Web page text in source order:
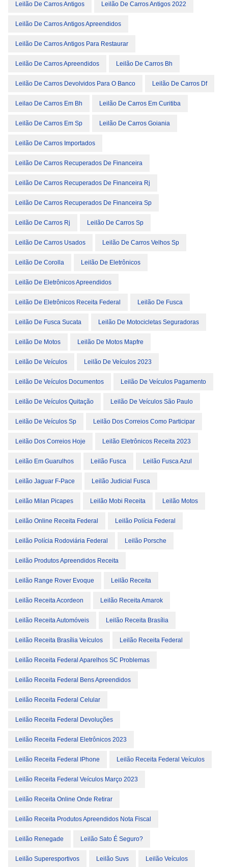
Leilão De Carros Antigos Leilão De Carros Antigos 2022
Leilão De Carros Antigos Apreendidos
Leilão De Carros Antigos Para Restaurar
Leilão De Carros Apreendidos Leilão De Carros Bh
Leilão De Carros Devolvidos Para O Banco Leilão De Carros Df
Leilao De Carros Em Bh Leilão De Carros Em Curitiba
Leilão De Carros Em Sp Leilão De Carros Goiania
Leilão De Carros Importados
Leilão De Carros Recuperados De Financeira
Leilão De Carros Recuperados De Financeira Rj
Leilão De Carros Recuperados De Financeira Sp
Leilão De Carros Rj Leilão De Carros Sp
Leilão De Carros Usados Leilão De Carros Velhos Sp
Leilão De Corolla Leilão De Eletrônicos
Leilão De Eletrônicos Apreendidos
Leilão De Eletrônicos Receita Federal Leilão De Fusca
Leilão De Fusca Sucata Leilão De Motocicletas Seguradoras
Leilão De Motos Leilão De Motos Mapfre
Leilão De Veículos Leilão De Veículos 2023
Leilão De Veículos Documentos Leilão De Veículos Pagamento
Leilão De Veículos Quitação Leilão De Veículos São Paulo
Leilão De Veículos Sp Leilão Dos Correios Como Participar
Leilão Dos Correios Hoje Leilão Eletrônicos Receita 2023
Leilão Em Guarulhos Leilão Fusca Leilão Fusca Azul
Leilão Jaguar F-Pace Leilão Judicial Fusca
Leilão Milan Picapes Leilão Mobi Receita Leilão Motos
Leilão Online Receita Federal Leilão Polícia Federal
Leilão Polícia Rodoviária Federal Leilão Porsche
Leilão Produtos Apreendidos Receita
Leilão Range Rover Evoque Leilão Receita
Leilão Receita Acordeon Leilão Receita Amarok
Leilão Receita Automóveis Leilão Receita Brasília
Leilão Receita Brasília Veículos Leilão Receita Federal
Leilão Receita Federal Aparelhos SC Problemas
Leilão Receita Federal Bens Apreendidos
Leilão Receita Federal Celular
Leilão Receita Federal Devoluções
Leilão Receita Federal Eletrônicos 2023
Leilão Receita Federal IPhone Leilão Receita Federal Veículos
Leilão Receita Federal Veículos Março 2023
Leilão Receita Online Onde Retirar
Leilão Receita Produtos Apreendidos Nota Fiscal
Leilão Renegade Leilão Sato É Seguro?
Leilão Superesportivos Leilão Suvs Leilão Veículos